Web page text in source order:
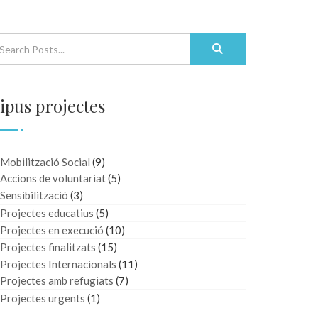
projectes
Mobilització Social (9)
Accions de voluntariat(5)
Sensibilització (3)
Projectes educatius (5)
Projectes en execució (10)
Projectes finalitzats (15)
Projectes Internacionals (11)
Projectes amb refugiats (7)
Projectes urgents (1)